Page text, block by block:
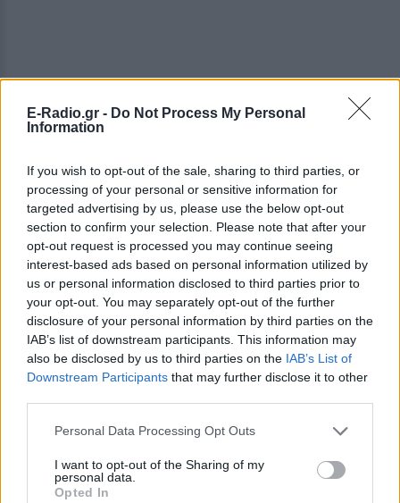
E-Radio.gr - Do Not Process My Personal
Information
If you wish to opt-out of the sale, sharing to third parties, or
processing of your personal or sensitive information for
targeted advertising by us, please use the below opt-out
section to confirm your selection. Please note that after your
opt-out request is processed you may continue seeing
interest-based ads based on personal information utilized by
us or personal information disclosed to third parties prior to
your opt-out. You may separately opt-out of the further
disclosure of your personal information by third parties on the
IAB’s list of downstream participants. This information may
also be disclosed by us to third parties on the IAB’s List of
Downstream Participants that may further disclose it to other
Personal Data Processing Opt Outs
I want to opt-out of the Sharing of my
personal data.
Opted In
«Πρώτα θέλω να είμαι οικονομικά ανεξάρτητη. Δεν
θέλω ιδιαίτερα να κάνω παιδιά», δηλώνει η 26χρονη
Γουάνγκ Γιξουάν, αποτυπώνοντας το κλίμα της
μεγαλύτερο έλεγχο στο σώμα τους, μορφώνονται,
εργάζονται και επιλέγουν συνειδητά την εργένικη